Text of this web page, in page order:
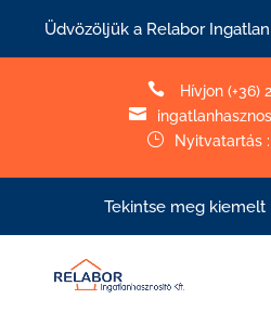
Üdvözöljük a Relabor

Hívjon (+36)

}
Nyitvatartás
Tekintse meg kiemelt